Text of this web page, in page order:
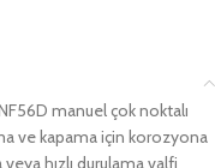
manuel çok noktalı
ve kapama için korozyona
veya hızlı durulama valfi